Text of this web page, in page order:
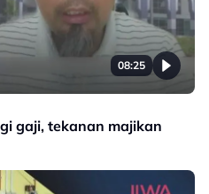
08:25
gaji, tekanan majikan